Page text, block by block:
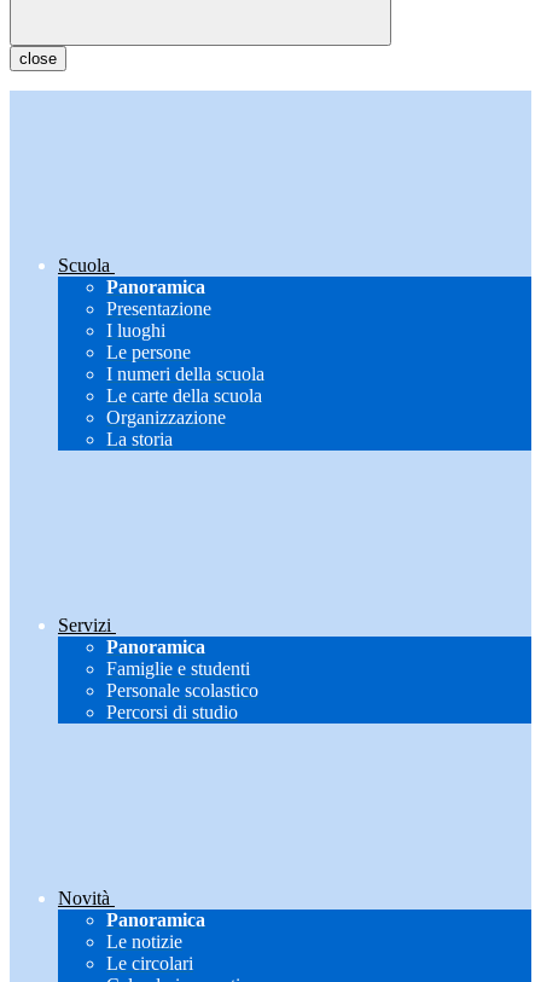
close
Scuola
Panoramica
Presentazione
I luoghi
Le persone
I numeri della scuola
Le carte della scuola
Organizzazione
La storia
Servizi
Panoramica
Famiglie e studenti
Personale scolastico
Percorsi di studio
Novità
Panoramica
Le notizie
Le circolari